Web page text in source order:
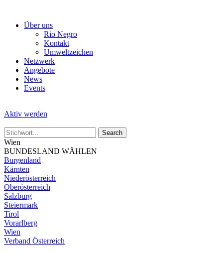
Über uns
Rio Negro
Kontakt
Umweltzeichen
Netzwerk
Angebote
News
Events
Aktiv werden
Wien
BUNDESLAND WÄHLEN
Burgenland
Kärnten
Niederösterreich
Oberösterreich
Salzburg
Steiermark
Tirol
Vorarlberg
Wien
Verband Österreich